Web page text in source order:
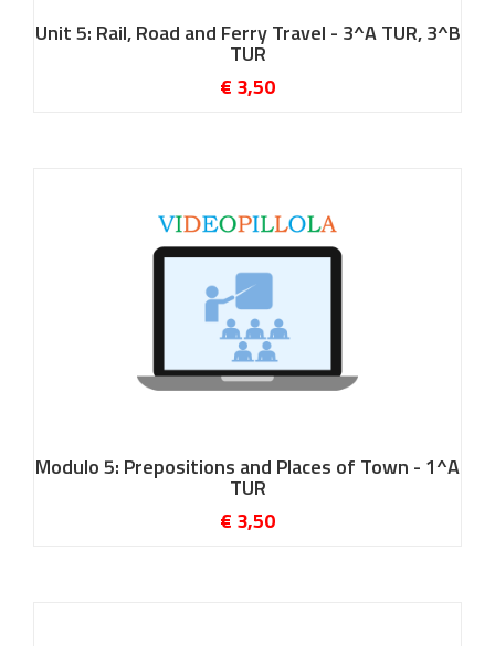
Unit 5: Rail, Road and Ferry Travel - 3^A TUR, 3^B
TUR
€ 3,50
Modulo 5: Prepositions and Places of Town - 1^A
TUR
€ 3,50